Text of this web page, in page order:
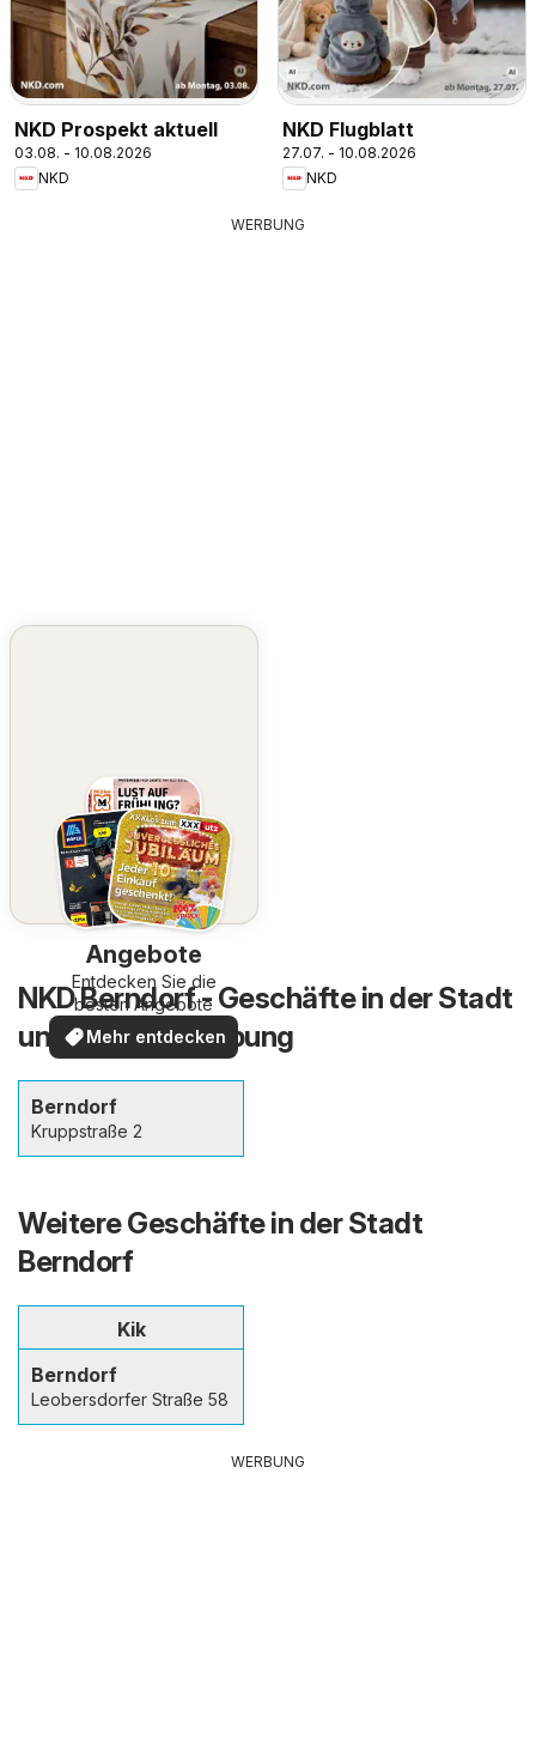
NKD Prospekt aktuell
03.08. - 10.08.2026
NKD
NKD Flugblatt
27.07. - 10.08.2026
NKD
WERBUNG
Angebote
Entdecken Sie die
besten Angebote
Mehr entdecken
NKD Berndorf - Geschäfte in der Stadt
und in der Umgebung
Berndorf
Kruppstraße 2
Weitere Geschäfte in der Stadt
Berndorf
Kik
Berndorf
Leobersdorfer Straße 58
WERBUNG